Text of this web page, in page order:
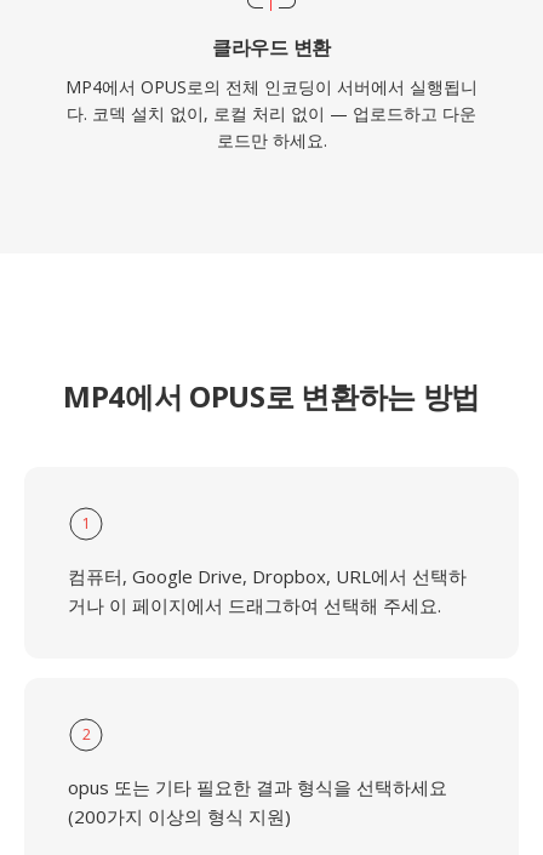
클라우드 변환
MP4에서 OPUS로의 전체 인코딩이 서버에서 실행됩니
다. 코덱 설치 없이, 로컬 처리 없이 — 업로드하고 다운
로드만 하세요.
MP4에서 OPUS로 변환하는 방법
1
컴퓨터, Google Drive, Dropbox, URL에서 선택하
거나 이 페이지에서 드래그하여 선택해 주세요.
2
opus 또는 기타 필요한 결과 형식을 선택하세요
(200가지 이상의 형식 지원)